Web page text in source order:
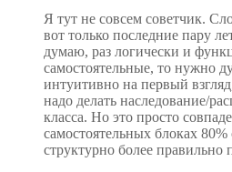
Я тут не совсем советчик.
вот только последние пару
думаю, раз логически и
самостоятельные, то нужно
интуитивно на первый
надо делать наследование/
класса. Но это просто
самостоятельных блоках
структурно более правильно